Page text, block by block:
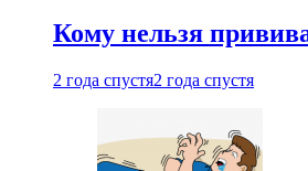
Кому нельзя
2 года спустя2 года спустя